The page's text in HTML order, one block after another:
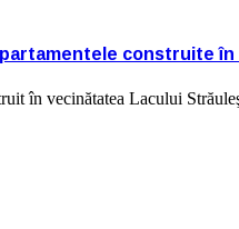
construite în
în vecinătatea Lacului